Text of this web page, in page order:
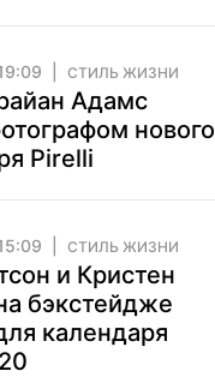
СТИЛЬ ЖИЗНИ
Адамс
нового
Pirelli
СТИЛЬ ЖИЗНИ
и Кристен
бэкстейдже
календаря